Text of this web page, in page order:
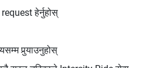
हेर्नुहोस्
पुर्‍याउनुहोस्